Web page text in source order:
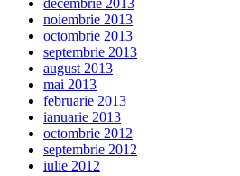
decembrie 2013
noiembrie 2013
octombrie 2013
septembrie 2013
august 2013
mai 2013
februarie 2013
ianuarie 2013
octombrie 2012
septembrie 2012
iulie 2012